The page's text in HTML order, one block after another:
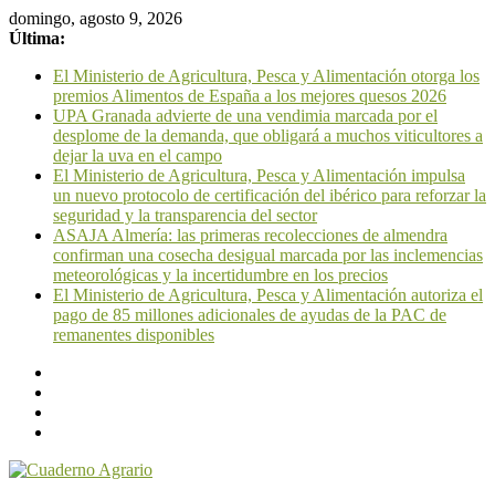
domingo, agosto 9, 2026
Última:
El Ministerio de Agricultura, Pesca y Alimentación otorga los
premios Alimentos de España a los mejores quesos 2026
UPA Granada advierte de una vendimia marcada por el
desplome de la demanda, que obligará a muchos viticultores a
dejar la uva en el campo
El Ministerio de Agricultura, Pesca y Alimentación impulsa
un nuevo protocolo de certificación del ibérico para reforzar la
seguridad y la transparencia del sector
ASAJA Almería: las primeras recolecciones de almendra
confirman una cosecha desigual marcada por las inclemencias
meteorológicas y la incertidumbre en los precios
El Ministerio de Agricultura, Pesca y Alimentación autoriza el
pago de 85 millones adicionales de ayudas de la PAC de
remanentes disponibles